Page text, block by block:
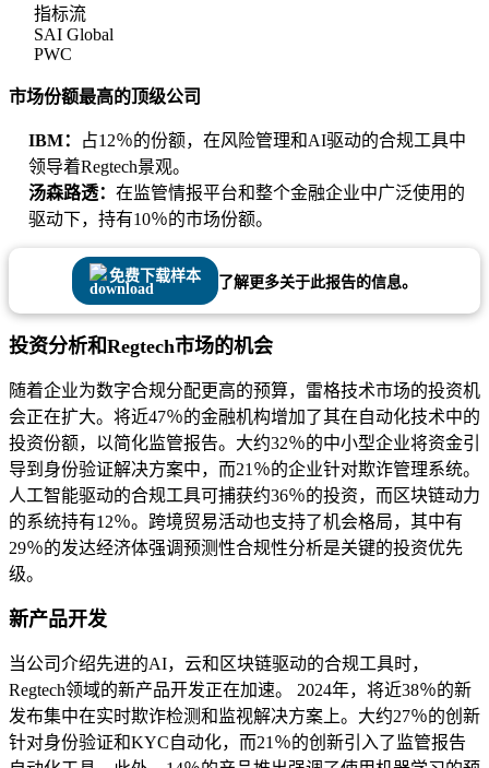
指标流
SAI Global
PWC
市场份额最高的顶级公司
IBM：
占12％的份额，在风险管理和AI驱动的合规工具中
领导着Regtech景观。
汤森路透： 在监管情报平台和整个金融企业中广泛使用的
驱动下，持有10％的市场份额。
免费下载样本 了解更多关于此报告的信息。
投资分析和Regtech市场的机会
随着企业为数字合规分配更高的预算，雷格技术市场的投资机
会正在扩大。将近47％的金融机构增加了其在自动化技术中的
投资份额，以简化监管报告。大约32％的中小型企业将资金引
导到身份验证解决方案中，而21％的企业针对欺诈管理系统。
人工智能驱动的合规工具可捕获约36％的投资，而区块链动力
的系统持有12％。跨境贸易活动也支持了机会格局，其中有
29％的发达经济体强调预测性合规性分析是关键的投资优先
级。
新产品开发
当公司介绍先进的AI，云和区块链驱动的合规工具时，
Regtech领域的新产品开发正在加速。 2024年，将近38％的新
发布集中在实时欺诈检测和监视解决方案上。大约27％的创新
针对身份验证和KYC自动化，而21％的创新引入了监管报告